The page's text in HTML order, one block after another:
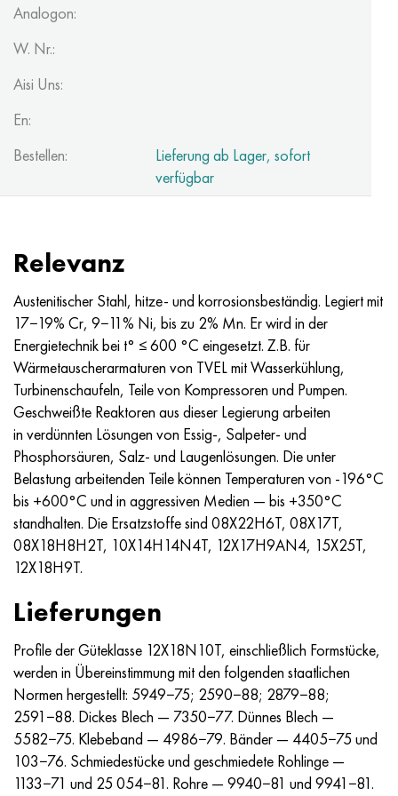
Analogon:
W. Nr.:
Aisi Uns:
En:
Bestellen:
Lieferung ab Lager, sofort
verfügbar
Relevanz
Austenitischer Stahl, hitze- und korrosionsbeständig. Legiert mit
17−19% Cr, 9−11% Ni, bis zu 2% Mn. Er wird in der
Energietechnik bei t° ≤ 600 °C eingesetzt. Z.B. für
Wärmetauscherarmaturen von TVEL mit Wasserkühlung,
Turbinenschaufeln, Teile von Kompressoren und Pumpen.
Geschweißte Reaktoren aus dieser Legierung arbeiten
in verdünnten Lösungen von Essig-, Salpeter- und
Phosphorsäuren, Salz- und Laugenlösungen. Die unter
Belastung arbeitenden Teile können Temperaturen von -196°С
bis +600°С und in aggressiven Medien — bis +350°С
standhalten. Die Ersatzstoffe sind 08X22H6T, 08X17T,
08X18H8H2T, 10X14H14N4T, 12X17H9AN4, 15X25T,
12X18H9T.
Lieferungen
Profile der Güteklasse 12X18N10T, einschließlich Formstücke,
werden in Übereinstimmung mit den folgenden staatlichen
Normen hergestellt: 5949−75; 2590−88; 2879−88;
2591−88. Dickes Blech — 7350−77. Dünnes Blech —
5582−75. Klebeband — 4986−79. Bänder — 4405−75 und
103−76. Schmiedestücke und geschmiedete Rohlinge —
1133−71 und 25 054−81. Rohre — 9940−81 und 9941−81.
MP159
Multimet n155
Nicrofer 5923 hMo
Nitronic 60
Nitronic 75
Nimonik 80a
Nimonik 90
Nimonik 263
Haynes 25
Haynes 188
Hastelloy b3
Hastelloy c4
Hastelloy c22
56DGNH
68NHVKTYU
79NM
81NMA
Arten von Präzisionslegierungen
Thermometalle
Präzisionsrohre
HN73MBTYU
HN70YU
HN75MBTYU
HN78T
HN80TBYU
N65M
N70MFV
5B
TL5
AT-6
Titan 40
1.4567 - aisi 304Cu
1.4570 - aisi303Cu
1.4574 - Legierung PH 15-7 Mo®
Legierung 31 - 1.4562
Legierung 254smo® - 1.4547
Legierung 926 - 1.4529
AM-350 - ams 5548
AM-355 - ams 5547
Sustom 450® - uns S45000
Griechisch Ascoloy 418
15H16N2АМ
18H11МNFB
18H12VMBFR
37H12N8G8МFB
40H10S2М
40H9S2
45H14N14V2М
50H14МF
65H13
90H18МF
30H, aisi 5130, 30h
30HGS, 30hgs
30HGSA, 30hgsa
30HN2MA, 30CrNiMo8
34HN3MA, 36NiCrMo16, 35NiCrMo16
35hgs, 35hgs
35hgsa, 35hgsa
AS35G2, 36smnpb14, 1.0765
38H2N2MA, 34CrNiMo6, 40NiCrMo7
40HN2MA, 34CrNiMo4, 36hnm
38HS, 37hs
38HN3MFA, 35nicrmov12-5
40G, 40Mn4, aisi 1035
38HM, 42CrMo4, aisi 1.7225
40HN, 36NiCr6, aisi 3135